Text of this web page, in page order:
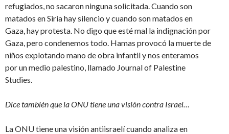
refugiados, no sacaron ninguna solicitada. Cuando son
matados en Siria hay silencio y cuando son matados en
Gaza, hay protesta. No digo que esté mal la indignación por
Gaza, pero condenemos todo. Hamas provocó la muerte de
niños explotando mano de obra infantil y nos enteramos
por un medio palestino, llamado Journal of Palestine
Studies.
Dice también que la ONU tiene una visión contra Israel…
La ONU tiene una visión antiisraelí cuando analiza en